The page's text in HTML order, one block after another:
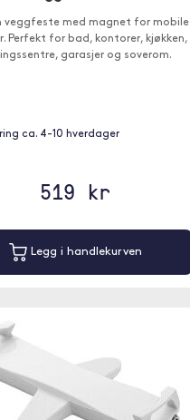
veggfeste med magnet for mobile
Perfekt for bad, kontorer, kjøkken,
garasjer og soverom.
ca. 4-10 hverdager
519 kr
Legg i handlekurven